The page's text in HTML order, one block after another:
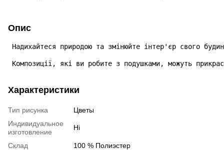
Опис
Надихайтеся природою та змінюйте інтер'єр свого
Композиції, які ви робите з подушками, можуть
Характеристики
Тип рисунка
Цветы
Индивидуальное
изготовление
Ні
Склад
100 % Полиэстер